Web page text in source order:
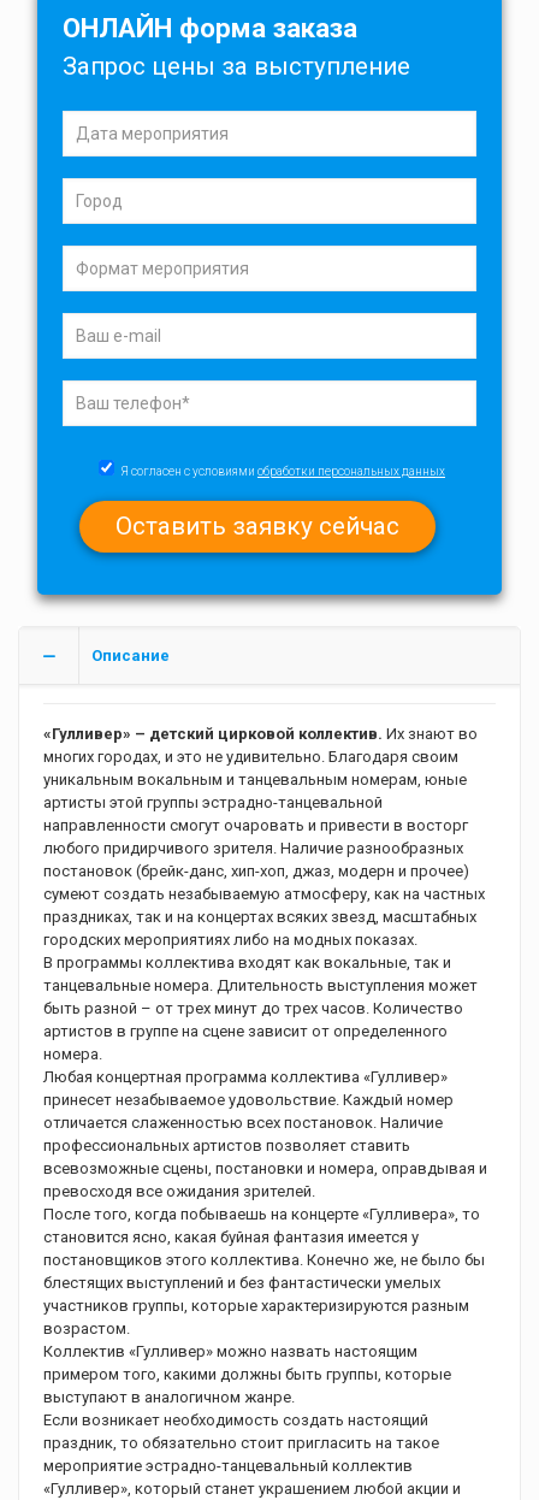
ОНЛАЙН форма заказа
Запрос цены за выступление
Я согласен с условиями обработки персональных данных
Описание
«Гулливер» – детский цирковой коллектив. Их знают во
многих городах, и это не удивительно. Благодаря своим
уникальным вокальным и танцевальным номерам, юные
артисты этой группы эстрадно-танцевальной
направленности смогут очаровать и привести в восторг
любого придирчивого зрителя. Наличие разнообразных
постановок (брейк-данс, хип-хоп, джаз, модерн и прочее)
сумеют создать незабываемую атмосферу, как на частных
праздниках, так и на концертах всяких звезд, масштабных
городских мероприятиях либо на модных показах.
В программы коллектива входят как вокальные, так и
танцевальные номера. Длительность выступления может
быть разной – от трех минут до трех часов. Количество
артистов в группе на сцене зависит от определенного
номера.
Любая концертная программа коллектива «Гулливер»
принесет незабываемое удовольствие. Каждый номер
отличается слаженностью всех постановок. Наличие
профессиональных артистов позволяет ставить
всевозможные сцены, постановки и номера, оправдывая и
превосходя все ожидания зрителей.
После того, когда побываешь на концерте «Гулливера», то
становится ясно, какая буйная фантазия имеется у
постановщиков этого коллектива. Конечно же, не было бы
блестящих выступлений и без фантастически умелых
участников группы, которые характеризируются разным
возрастом.
Коллектив «Гулливер» можно назвать настоящим
примером того, какими должны быть группы, которые
выступают в аналогичном жанре.
Если возникает необходимость создать настоящий
праздник, то обязательно стоит пригласить на такое
мероприятие эстрадно-танцевальный коллектив
«Гулливер», который станет украшением любой акции и